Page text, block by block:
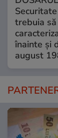
trebuia
înainte și
august